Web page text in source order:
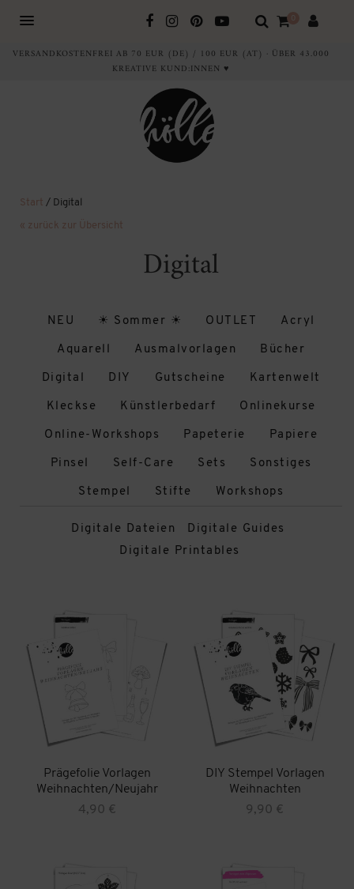
0
VERSANDKOSTENFREI AB 70 EUR (DE) / 100 EUR (AT) · ÜBER 43.000
KREATIVE KUND:INNEN ♥
Start / Digital
« zurück zur Übersicht
Digital
NEU ☀ Sommer ☀ OUTLET Acryl
Aquarell Ausmalvorlagen Bücher
Digital DIY Gutscheine Kartenwelt
Kleckse Künstlerbedarf Onlinekurse
Online-Workshops Papeterie Papiere
Pinsel Self-Care Sets Sonstiges
Stempel Stifte Workshops
Digitale Dateien
Digitale Guides
Digitale Printables
Prägefolie Vorlagen
Weihnachten/Neujahr
4,90 €
DIY Stempel Vorlagen
Weihnachten
9,90 €